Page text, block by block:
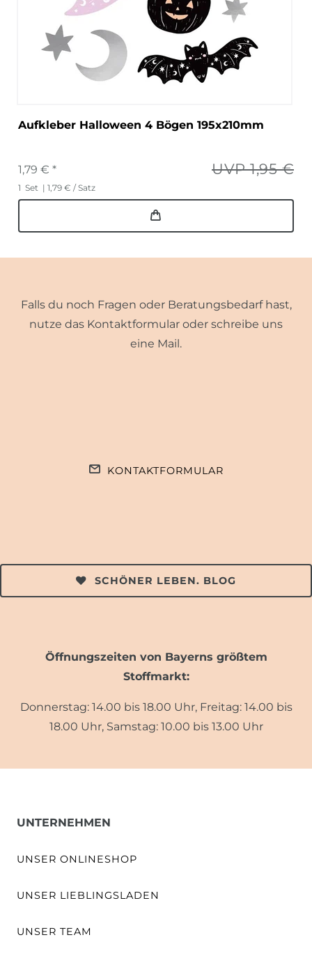
Aufkleber Halloween 4 Bögen 195x210mm
UVP 1,95 €
1,79 € *
1 Set | 1,79 € / Satz
Falls du noch Fragen oder Beratungsbedarf hast,
nutze das Kontaktformular oder schreibe uns
eine Mail.
KONTAKTFORMULAR
SCHÖNER LEBEN. BLOG
Öffnungszeiten von Bayerns größtem
Stoffmarkt:
Donnerstag: 14.00 bis 18.00 Uhr, Freitag: 14.00 bis
18.00 Uhr, Samstag: 10.00 bis 13.00 Uhr
UNTERNEHMEN
UNSER ONLINESHOP
UNSER LIEBLINGSLADEN
UNSER TEAM